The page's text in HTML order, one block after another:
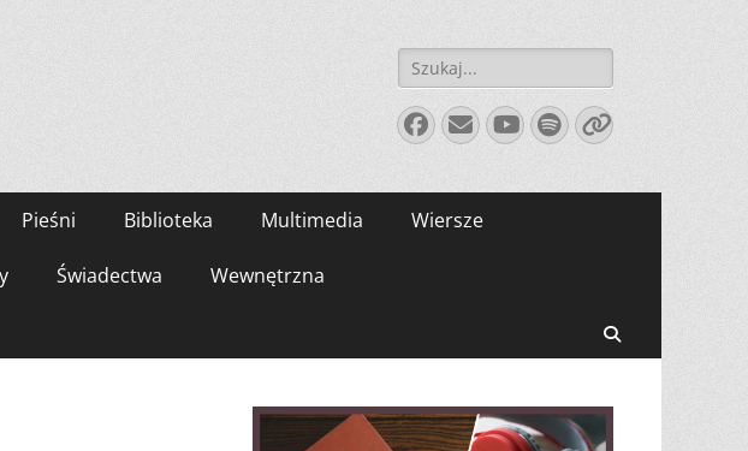
Szukaj:
Facebook
E-
mail
YouTube
Spotify
Link
Pieśni Biblioteka Multimedia Wiersze
Świadectwa Wewnętrzna